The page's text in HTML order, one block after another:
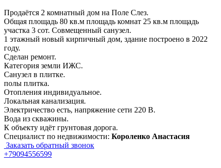
Продаётся 2 комнатный дом на Поле Слез.
Общая площадь 80 кв.м площадь комнат 25 кв.м площадь
участка 3 сот. Совмещенный санузел.
1 этажный новый кирпичный дом, здание построено в 2022
году.
Сделан ремонт.
Категория земли ИЖС.
Санузел в плитке.
полы плитка.
Отопления индивидуальное.
Локальная канализация.
Электричество есть, напряжение сети 220 В.
Вода из скважины.
К объекту идёт грунтовая дорога.
Специалист по недвижимости: Короленко Анастасия
Заказать обратный звонок
+79094556599